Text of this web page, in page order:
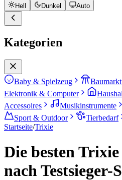
Hell Dunkel Auto
Kategorien
Baby & Spielzeug
Elektronik & Computer
Accessoires
Musikinstrumente
Sport & Outdoor
Tierbedarf
Startseite/Trixie
Die besten
nach Testsieger-